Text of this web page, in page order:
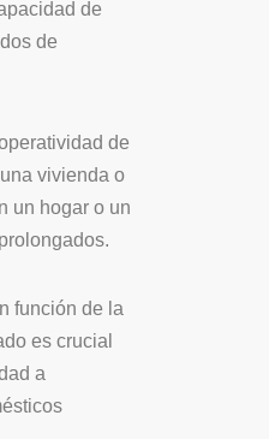
de
de
de
vivienda o
un hogar o un
función de la
es crucial
a